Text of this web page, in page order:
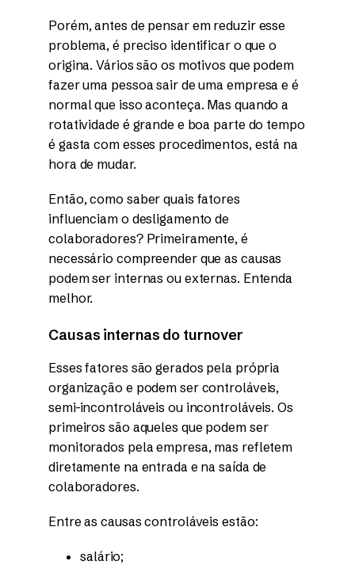
Porém, antes de pensar em reduzir esse
problema, é preciso identificar o que o
origina. Vários são os motivos que podem
fazer uma pessoa sair de uma empresa e é
normal que isso aconteça. Mas quando a
rotatividade é grande e boa parte do tempo
é gasta com esses procedimentos, está na
hora de mudar.
Então, como saber quais fatores
influenciam o desligamento de
colaboradores? Primeiramente, é
necessário compreender que as causas
podem ser internas ou externas. Entenda
melhor.
Causas internas do turnover
Esses fatores são gerados pela própria
organização e podem ser controláveis,
semi-incontroláveis ou incontroláveis. Os
primeiros são aqueles que podem ser
monitorados pela empresa, mas refletem
diretamente na entrada e na saída de
colaboradores.
Entre as causas controláveis estão:
salário;